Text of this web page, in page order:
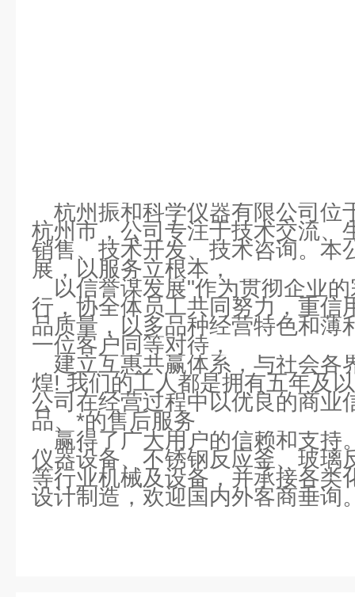
杭州振和科学仪器有限公司位
杭州市，公司专注于技术交流、
销售、技术开发、技术咨询。本
展，以服务立根本，
以信誉谋发展"作为贯彻企业
行，协全体员工共同努力，重信
品质量，以多品种经营特色和薄
一位客户同等对待，
建立互惠共赢体系，与社会各
煌! 我们的工人都是拥有五年及
公司在经营过程中以优良的商业
品、*的售后服务
赢得了广大用户的信赖和支持
仪器设备、不锈钢反应釜、玻璃
等行业机械及设备，并承接各类
设计制造，欢迎国内外客商垂询